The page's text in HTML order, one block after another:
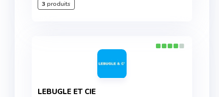
3 produits
LEBUGLE ET CIE